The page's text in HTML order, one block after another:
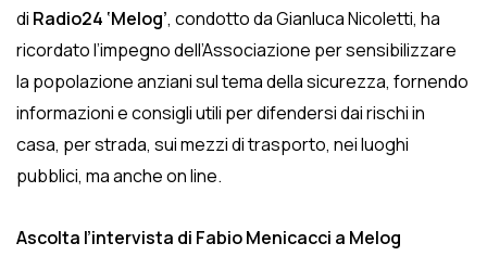
di Radio24 ‘Melog’, condotto da Gianluca Nicoletti, ha
ricordato l’impegno dell’Associazione per sensibilizzare
la popolazione anziani sul tema della sicurezza, fornendo
informazioni e consigli utili per difendersi dai rischi in
casa, per strada, sui mezzi di trasporto, nei luoghi
pubblici, ma anche on line.
Ascolta l’intervista di Fabio Menicacci a Melog